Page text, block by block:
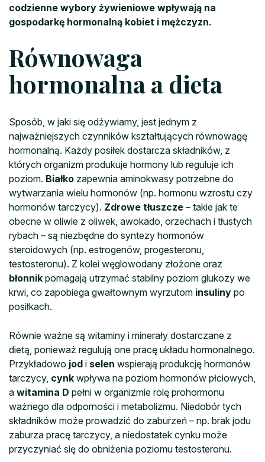
codzienne wybory żywieniowe wpływają na
gospodarkę hormonalną kobiet i mężczyzn.
Równowaga
hormonalna a dieta
Sposób, w jaki się odżywiamy, jest jednym z
najważniejszych czynników kształtujących równowagę
hormonalną. Każdy posiłek dostarcza składników, z
których organizm produkuje hormony lub reguluje ich
poziom. Białko zapewnia aminokwasy potrzebne do
wytwarzania wielu hormonów (np. hormonu wzrostu czy
hormonów tarczycy). Zdrowe tłuszcze – takie jak te
obecne w oliwie z oliwek, awokado, orzechach i tłustych
rybach – są niezbędne do syntezy hormonów
steroidowych (np. estrogenów, progesteronu,
testosteronu). Z kolei węglowodany złożone oraz
błonnik pomagają utrzymać stabilny poziom glukozy we
krwi, co zapobiega gwałtownym wyrzutom insuliny po
posiłkach.
Równie ważne są witaminy i minerały dostarczane z
dietą, ponieważ regulują one pracę układu hormonalnego.
Przykładowo jod i selen wspierają produkcję hormonów
tarczycy, cynk wpływa na poziom hormonów płciowych,
a witamina D pełni w organizmie rolę prohormonu
ważnego dla odporności i metabolizmu. Niedobór tych
składników może prowadzić do zaburzeń – np. brak jodu
zaburza pracę tarczycy, a niedostatek cynku może
przyczyniać się do obniżenia poziomu testosteronu.